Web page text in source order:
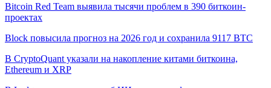
Bitcoin Red Team выявила тысячи проблем в 390 биткоин-
проектах
Block повысила прогноз на 2026 год и сохранила 9117 BTC
В CryptoQuant указали на накопление китами биткоина,
Ethereum и XRP